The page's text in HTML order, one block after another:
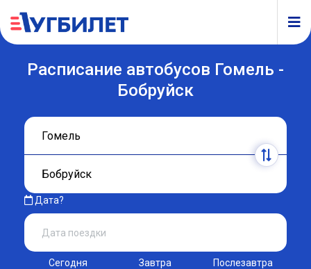
Расписание автобусов Гомель -
Бобруйск
Дата?
Сегодня Завтра Послезавтра